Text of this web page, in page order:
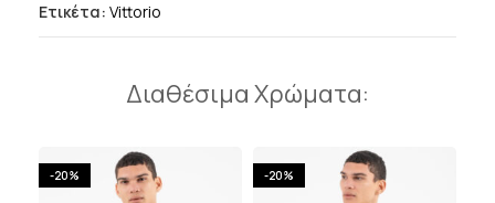
Ετικέτα: Vittorio
Διαθέσιμα Χρώματα:
-20% -20%